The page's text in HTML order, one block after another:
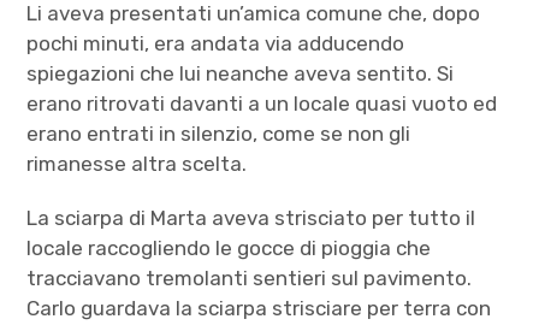
Li aveva presentati un’amica comune che, dopo
pochi minuti, era andata via adducendo
spiegazioni che lui neanche aveva sentito. Si
erano ritrovati davanti a un locale quasi vuoto ed
erano entrati in silenzio, come se non gli
rimanesse altra scelta.
La sciarpa di Marta aveva strisciato per tutto il
locale raccogliendo le gocce di pioggia che
tracciavano tremolanti sentieri sul pavimento.
Carlo guardava la sciarpa strisciare per terra con